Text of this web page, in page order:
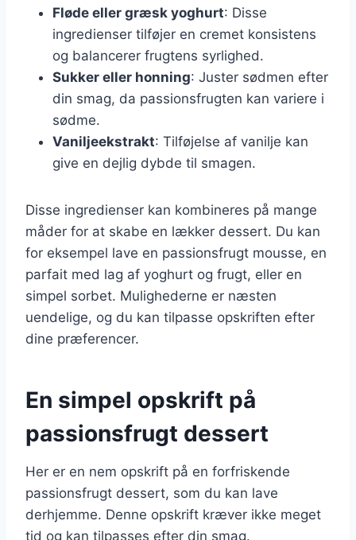
Fløde eller græsk yoghurt: Disse
ingredienser tilføjer en cremet konsistens
og balancerer frugtens syrlighed.
Sukker eller honning: Juster sødmen efter
din smag, da passionsfrugten kan variere i
sødme.
Vaniljeekstrakt: Tilføjelse af vanilje kan
give en dejlig dybde til smagen.
Disse ingredienser kan kombineres på mange
måder for at skabe en lækker dessert. Du kan
for eksempel lave en passionsfrugt mousse, en
parfait med lag af yoghurt og frugt, eller en
simpel sorbet. Mulighederne er næsten
uendelige, og du kan tilpasse opskriften efter
dine præferencer.
En simpel opskrift på
passionsfrugt dessert
Her er en nem opskrift på en forfriskende
passionsfrugt dessert, som du kan lave
derhjemme. Denne opskrift kræver ikke meget
tid og kan tilpasses efter din smag.